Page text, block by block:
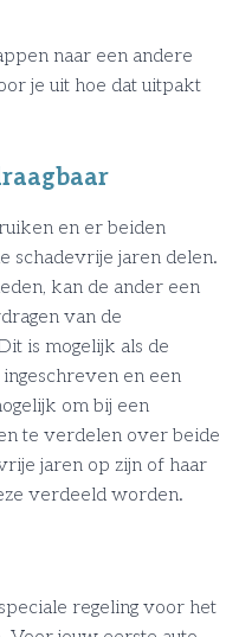
naar een andere
je uit hoe dat uitpakt
en er beiden
schadevrije jaren delen.
kan de ander een
van de
is mogelijk als de
en een
om bij een
te verdelen over beide
jaren op zijn of haar
verdeeld worden.
regeling voor het